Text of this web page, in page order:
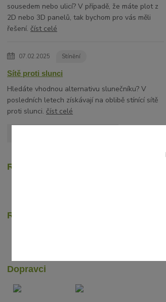
sousedem nebo ulicí? V případě, že máte plot z
2D nebo 3D panelů, tak bychom pro vás měli
řešení.číst celé
07.02.2025 Stínění
Sítě proti slunci
Hledáte vhodnou alternativu slunečníku? V
posledních letech získávají na oblibě stínící sítě
proti slunci.číst celé
Recenze zákazníků
Rychlé online platby
Dopravci